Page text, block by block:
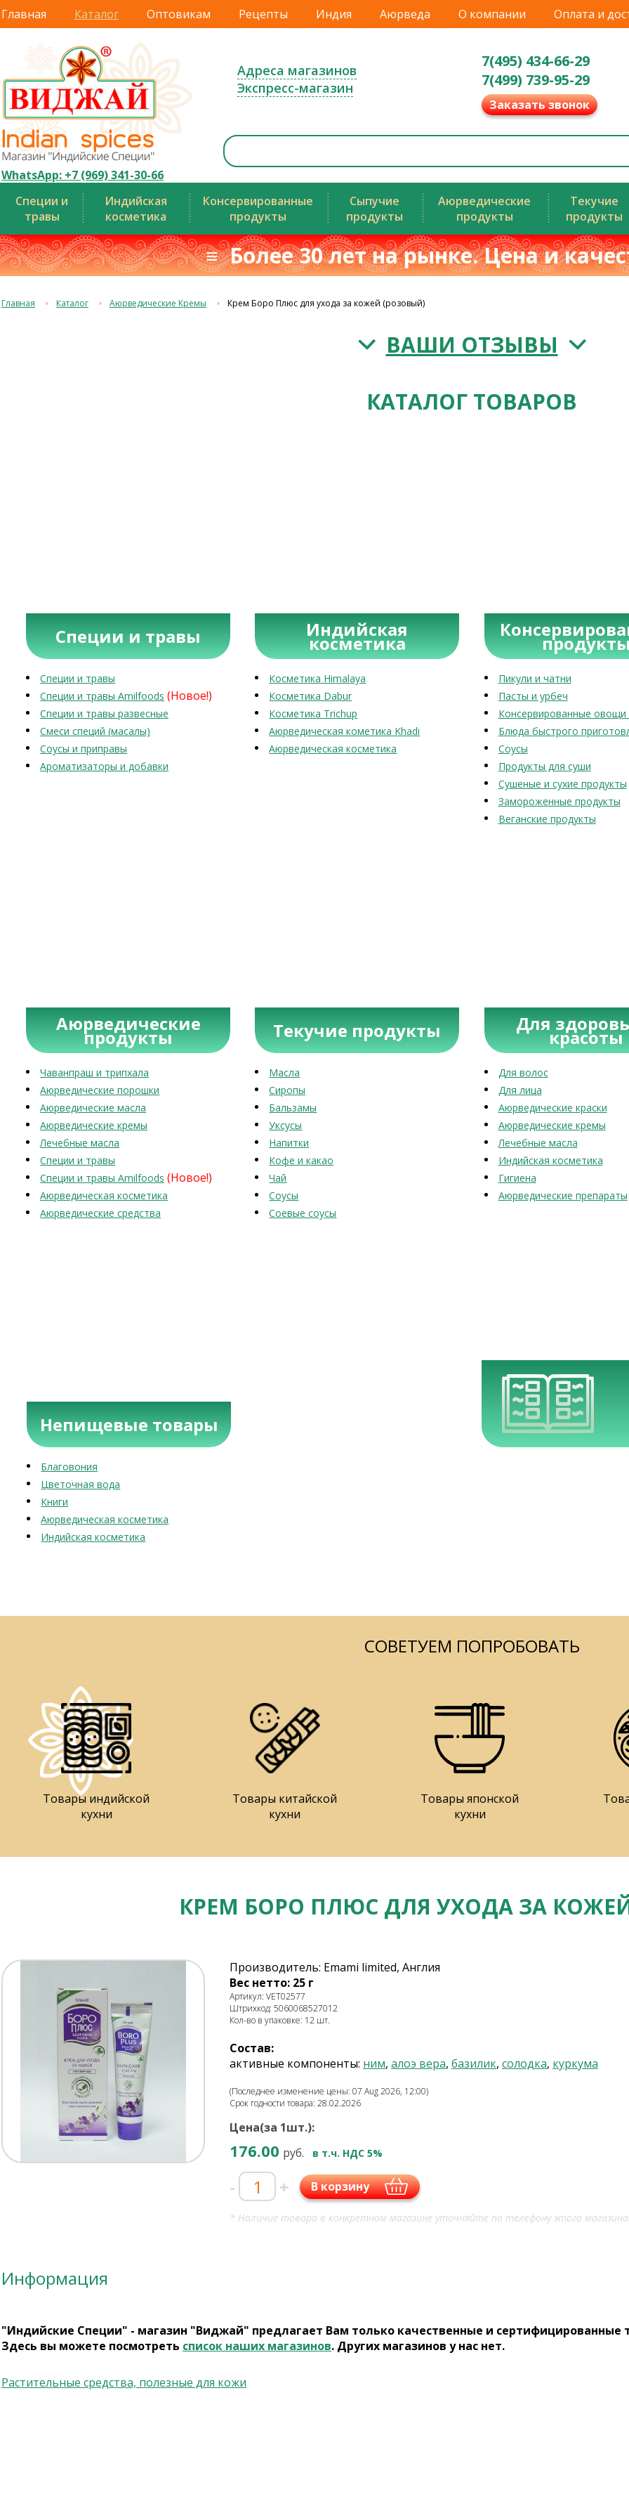
Главная Каталог Оптовикам Рецепты Индия Аюрведа О компании Оплата и
WhatsApp: +7 (969) 341-30-66
Адреса магазинов
Экспресс-магазин
7(495) 434-66-29
7(499) 739-95-29
Заказать звонок
Специи и
травы
Индийская
косметика
Консервированные
продукты
Сыпучие
продукты
Аюрведические
продукты
Текучие
продукты
≡ Более 30 лет на рынке. Цена и
Главная Каталог Аюрведические Кремы Крем Боро Плюс для ухода за кожей (розовый)
ВАШИ ОТЗЫВЫ
КАТАЛОГ ТОВАРОВ
Специи и травы
Специи и травы
Специи и травы Amilfoods (Новое!)
Специи и травы развесные
Смеси специй (масалы)
Соусы и приправы
Ароматизаторы и добавки
Индийская
косметика
Косметика Himalaya
Косметика Dabur
Косметика Trichup
Аюрведическая кометика Khadi
Аюрведическая косметика
Пикули и чатни
Пасты и урбеч
Консервированные овощи
Блюда быстрого
Соусы
Продукты для суши
Сушеные и сухие продукты
Замороженные продукты
Веганские продукты
Аюрведические
продукты
Чаванпраш и трипхала
Аюрведические порошки
Аюрведические масла
Аюрведические кремы
Лечебные масла
Специи и травы
Специи и травы Amilfoods (Новое!)
Аюрведическая косметика
Аюрведические средства
Текучие продукты
Масла
Сиропы
Бальзамы
Уксусы
Напитки
Кофе и какао
Чай
Соусы
Соевые соусы
Для
красоты
Для волос
Для лица
Аюрведические краски
Аюрведические кремы
Лечебные масла
Индийская косметика
Гигиена
Аюрведические препараты
Непищевые товары
Благовония
Цветочная вода
Книги
Аюрведическая косметика
Индийская косметика
СОВЕТУЕМ ПОПРОБОВАТЬ
Товары индийской
кухни
Товары китайской
кухни
Товары японской
кухни
КРЕМ БОРО ПЛЮС ДЛЯ УХОДА ЗА
Производитель: Emami limited, Англия
Вес нетто: 25 г
Артикул: VET02577
Штрихкод: 5060068527012
Кол-во в упаковке: 12 шт.
Состав:
активные компоненты: ним, алоэ вера, базилик, солодка, куркума
(Последнее изменение цены: 07 Aug 2026, 12:00)
Срок годности товара: 28.02.2026
Цена(за 1шт.):
176.00 руб. в т.ч. НДС 5%
- + В корзину
* Наличие товара в конкретном магазине уточняйте по телефону этого магазина.
Информация
"Индийские Специи" - магазин "Виджай" предлагает Вам только качественные и сертифицированные
Здесь вы можете посмотреть список наших магазинов. Других магазинов у нас нет.
Растительные средства, полезные для кожи